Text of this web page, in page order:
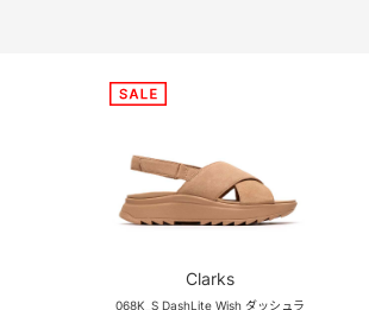
Clarks
068K_S DashLite Wish ダッシュラ